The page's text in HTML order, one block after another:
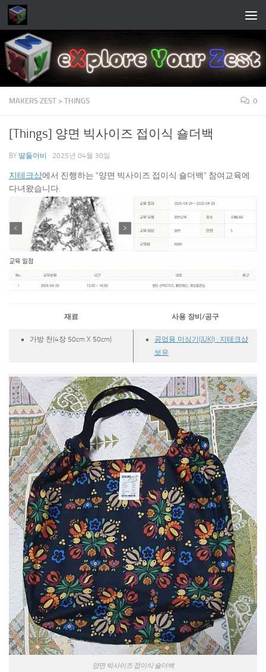
Skip to content
MAKERS ZEST > THINGS 0
[Things] 양면 빅사이즈 접이식 숄더백
BY 딸둘아비 · 2025년 04월 30일
지테크샵에서 진행하는 “양면 빅사이즈 접이식 숄더백” 참여교육에
다녀왔습니다.
재료 사용 장비/공구
가방 천(4장 50cm X 50cm)
공업용 미싱기(JUKI) : 지테크샵
보유
양면 빅사이즈 접이식 숄더백